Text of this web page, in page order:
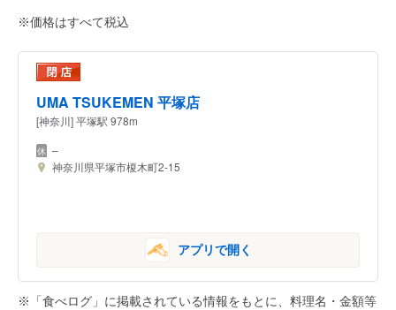
※価格はすべて税込
UMA TSUKEMEN 平塚店
[神奈川] 平塚駅 978m
–
神奈川県平塚市榎木町2-15
アプリで開く
※「食べログ」に掲載されている情報をもとに、料理名・金額等